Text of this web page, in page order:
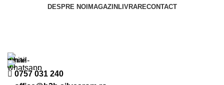
DESPRE NOI MAGAZIN LIVRARECONTACT
0757 031 240